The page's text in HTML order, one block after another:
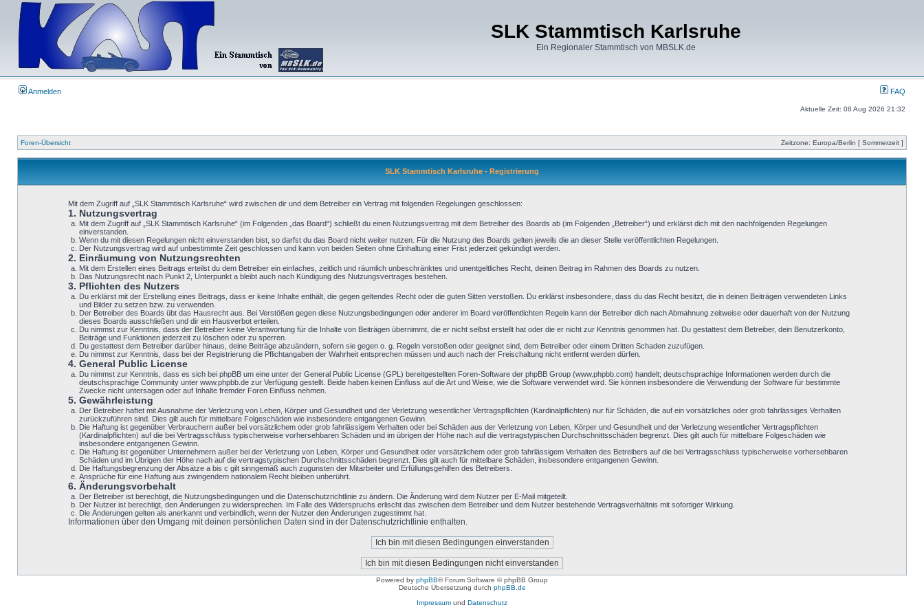
SLK Stammtisch Karlsruhe
Ein Regionaler Stammtisch von MBSLK.de
Anmelden FAQ
Aktuelle Zeit: 08 Aug 2026 21:32
Foren-Übersicht Zeitzone: Europa/Berlin [ Sommerzeit ]
SLK Stammtisch Karlsruhe - Registrierung
Mit dem Zugriff auf „SLK Stammtisch Karlsruhe“ wird zwischen dir und dem Betreiber ein Vertrag mit folgenden Regelungen geschlossen:
1. Nutzungsvertrag
Mit dem Zugriff auf „SLK Stammtisch Karlsruhe“ (im Folgenden „das Board“) schließt du einen Nutzungsvertrag mit dem Betreiber des Boards ab (im Folgenden „Betreiber“) und erklärst dich mit den nachfolgenden Regelungen
einverstanden.
Wenn du mit diesen Regelungen nicht einverstanden bist, so darfst du das Board nicht weiter nutzen. Für die Nutzung des Boards gelten jeweils die an dieser Stelle veröffentlichten Regelungen.
Der Nutzungsvertrag wird auf unbestimmte Zeit geschlossen und kann von beiden Seiten ohne Einhaltung einer Frist jederzeit gekündigt werden.
2. Einräumung von Nutzungsrechten
Mit dem Erstellen eines Beitrags erteilst du dem Betreiber ein einfaches, zeitlich und räumlich unbeschränktes und unentgeltliches Recht, deinen Beitrag im Rahmen des Boards zu nutzen.
Das Nutzungsrecht nach Punkt 2, Unterpunkt a bleibt auch nach Kündigung des Nutzungsvertrages bestehen.
3. Pflichten des Nutzers
Du erklärst mit der Erstellung eines Beitrags, dass er keine Inhalte enthält, die gegen geltendes Recht oder die guten Sitten verstoßen. Du erklärst insbesondere, dass du das Recht besitzt, die in deinen Beiträgen verwendeten Links
und Bilder zu setzen bzw. zu verwenden.
Der Betreiber des Boards übt das Hausrecht aus. Bei Verstößen gegen diese Nutzungsbedingungen oder anderer im Board veröffentlichten Regeln kann der Betreiber dich nach Abmahnung zeitweise oder dauerhaft von der Nutzung
dieses Boards ausschließen und dir ein Hausverbot erteilen.
Du nimmst zur Kenntnis, dass der Betreiber keine Verantwortung für die Inhalte von Beiträgen übernimmt, die er nicht selbst erstellt hat oder die er nicht zur Kenntnis genommen hat. Du gestattest dem Betreiber, dein Benutzerkonto,
Beiträge und Funktionen jederzeit zu löschen oder zu sperren.
Du gestattest dem Betreiber darüber hinaus, deine Beiträge abzuändern, sofern sie gegen o. g. Regeln verstoßen oder geeignet sind, dem Betreiber oder einem Dritten Schaden zuzufügen.
Du nimmst zur Kenntnis, dass bei der Registrierung die Pflichtangaben der Wahrheit entsprechen müssen und auch nach der Freischaltung nicht entfernt werden dürfen.
4. General Public License
Du nimmst zur Kenntnis, dass es sich bei phpBB um eine unter der General Public License (GPL) bereitgestellten Foren-Software der phpBB Group (www.phpbb.com) handelt; deutschsprachige Informationen werden durch die
deutschsprachige Community unter www.phpbb.de zur Verfügung gestellt. Beide haben keinen Einfluss auf die Art und Weise, wie die Software verwendet wird. Sie können insbesondere die Verwendung der Software für bestimmte
Zwecke nicht untersagen oder auf Inhalte fremder Foren Einfluss nehmen.
5. Gewährleistung
Der Betreiber haftet mit Ausnahme der Verletzung von Leben, Körper und Gesundheit und der Verletzung wesentlicher Vertragspflichten (Kardinalpflichten) nur für Schäden, die auf ein vorsätzliches oder grob fahrlässiges Verhalten
zurückzuführen sind. Dies gilt auch für mittelbare Folgeschäden wie insbesondere entgangenen Gewinn.
Die Haftung ist gegenüber Verbrauchern außer bei vorsätzlichem oder grob fahrlässigem Verhalten oder bei Schäden aus der Verletzung von Leben, Körper und Gesundheit und der Verletzung wesentlicher Vertragspflichten
(Kardinalpflichten) auf die bei Vertragsschluss typischerweise vorhersehbaren Schäden und im übrigen der Höhe nach auf die vertragstypischen Durchschnittsschäden begrenzt. Dies gilt auch für mittelbare Folgeschäden wie
insbesondere entgangenen Gewinn.
Die Haftung ist gegenüber Unternehmern außer bei der Verletzung von Leben, Körper und Gesundheit oder vorsätzlichem oder grob fahrlässigem Verhalten des Betreibers auf die bei Vertragsschluss typischerweise vorhersehbaren
Schäden und im Übrigen der Höhe nach auf die vertragstypischen Durchschnittsschäden begrenzt. Dies gilt auch für mittelbare Schäden, insbesondere entgangenen Gewinn.
Die Haftungsbegrenzung der Absätze a bis c gilt sinngemäß auch zugunsten der Mitarbeiter und Erfüllungsgehilfen des Betreibers.
Ansprüche für eine Haftung aus zwingendem nationalem Recht bleiben unberührt.
6. Änderungsvorbehalt
Der Betreiber ist berechtigt, die Nutzungsbedingungen und die Datenschutzrichtlinie zu ändern. Die Änderung wird dem Nutzer per E-Mail mitgeteilt.
Der Nutzer ist berechtigt, den Änderungen zu widersprechen. Im Falle des Widerspruchs erlischt das zwischen dem Betreiber und dem Nutzer bestehende Vertragsverhältnis mit sofortiger Wirkung.
Die Änderungen gelten als anerkannt und verbindlich, wenn der Nutzer den Änderungen zugestimmt hat.
Informationen über den Umgang mit deinen persönlichen Daten sind in der Datenschutzrichtlinie enthalten.
Powered by phpBB® Forum Software © phpBB Group
Deutsche Übersetzung durch phpBB.de
Impressum und Datenschutz